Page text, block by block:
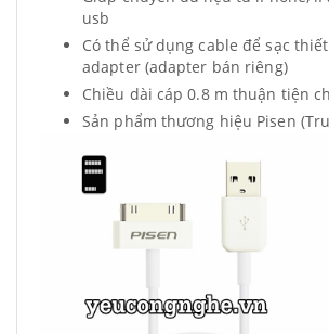
usb
Có thể sử dụng cable để sạc
adapter (adapter bán riêng)
Chiều dài cáp 0.8 m thuận tiện
Sản phẩm thương hiệu Pisen